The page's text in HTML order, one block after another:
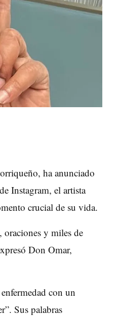
ha anunciado
Instagram, el artista
crucial de su vida.
oraciones y miles de
Don Omar,
con un
Sus palabras